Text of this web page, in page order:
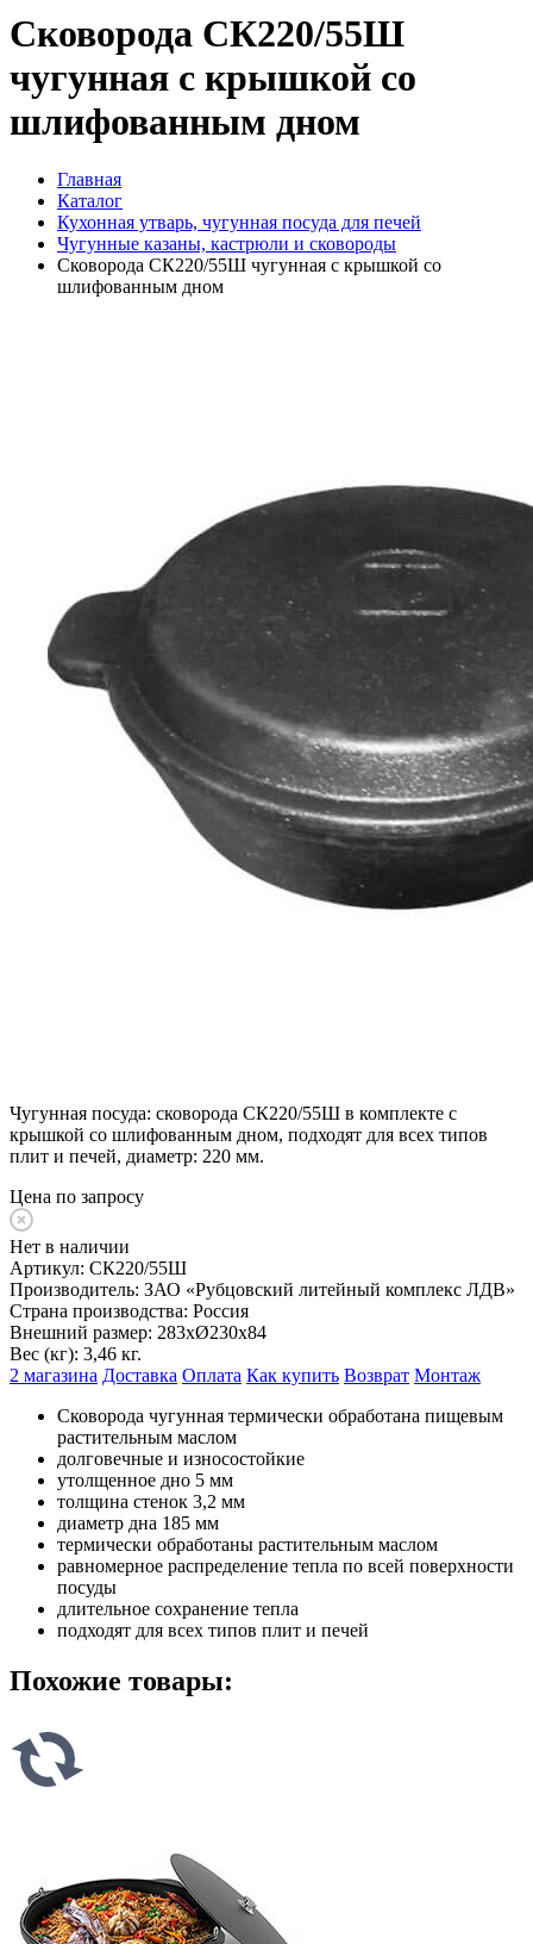
Сковорода СК220/55Ш
чугунная с крышкой со
шлифованным дном
Главная
Каталог
Кухонная утварь, чугунная посуда для печей
Чугунные казаны, кастрюли и сковороды
Сковорода СК220/55Ш чугунная с крышкой со
шлифованным дном
Чугунная посуда: сковорода СК220/55Ш в комплекте с
крышкой со шлифованным дном, подходят для всех типов
плит и печей, диаметр: 220 мм.
Цена по запросу
Нет в наличии
Артикул: СК220/55Ш
Производитель: ЗАО «Рубцовский литейный комплекс ЛДВ»
Страна производства: Россия
Внешний размер: 283хØ230х84
Вес (кг): 3,46 кг.
2 магазина Доставка Оплата Как купить Возврат Монтаж
Сковорода чугунная термически обработана пищевым
растительным маслом
долговечные и износостойкие
утолщенное дно 5 мм
толщина стенок 3,2 мм
диаметр дна 185 мм
термически обработаны растительным маслом
равномерное распределение тепла по всей поверхности
посуды
длительное сохранение тепла
подходят для всех типов плит и печей
Похожие товары: